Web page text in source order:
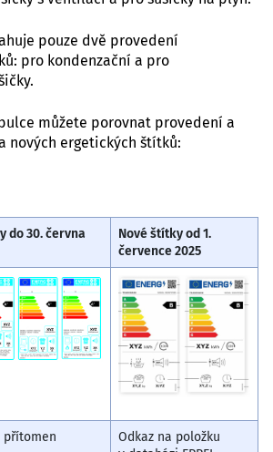
pouze dvě provedení
pro kondenzační a pro
můžete porovnat provedení a
nových ergetických štítků:
do 30. června
Nové štítky od 1.
července 2025
přítomen
Odkaz na položku